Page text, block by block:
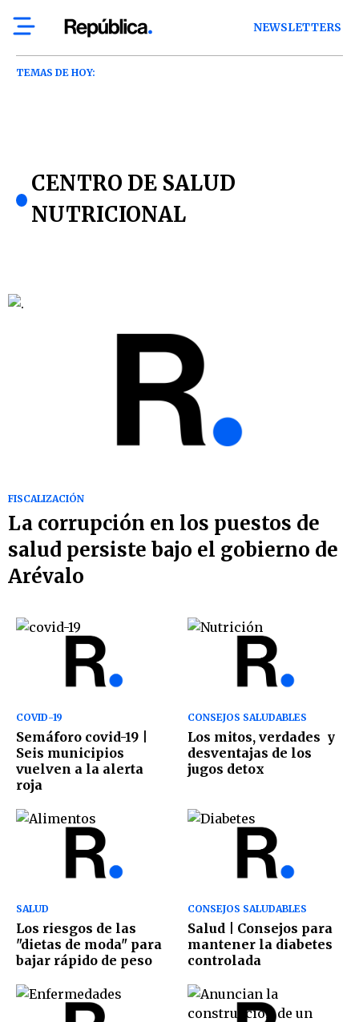
NEWSLETTERS
TEMAS DE HOY:
CENTRO DE SALUD
NUTRICIONAL
FISCALIZACIÓN
La corrupción en los puestos de
salud persiste bajo el gobierno de
Arévalo
COVID-19
Semáforo covid-19 |
Seis municipios
vuelven a la alerta
roja
CONSEJOS SALUDABLES
Los mitos, verdades y
desventajas de los
jugos detox
SALUD
Los riesgos de las
"dietas de moda" para
bajar rápido de peso
CONSEJOS SALUDABLES
Salud | Consejos para
mantener la diabetes
controlada